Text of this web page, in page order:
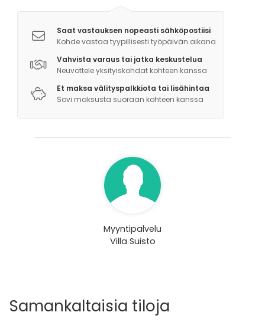
Saat vastauksen nopeasti sähköpostiisi
Kohde vastaa tyypillisesti työpäivän aikana
Vahvista varaus tai jatka keskustelua
Neuvottele yksityiskohdat kohteen kanssa
Et maksa välityspalkkiota tai lisähintaa
Sovi maksusta suoraan kohteen kanssa
Myyntipalvelu
Villa Suisto
Samankaltaisia tiloja